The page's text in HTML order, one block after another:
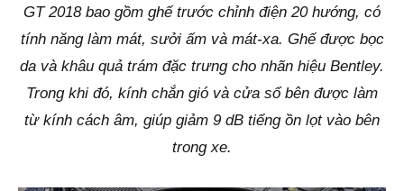
GT 2018 bao gồm ghế trước chỉnh điện 20 hướng, có
tính năng làm mát, sưởi ấm và mát-xa. Ghế được bọc
da và khâu quả trám đặc trưng cho nhãn hiệu Bentley.
Trong khi đó, kính chắn gió và cửa sổ bên được làm
từ kính cách âm, giúp giảm 9 dB tiếng ồn lọt vào bên
trong xe.